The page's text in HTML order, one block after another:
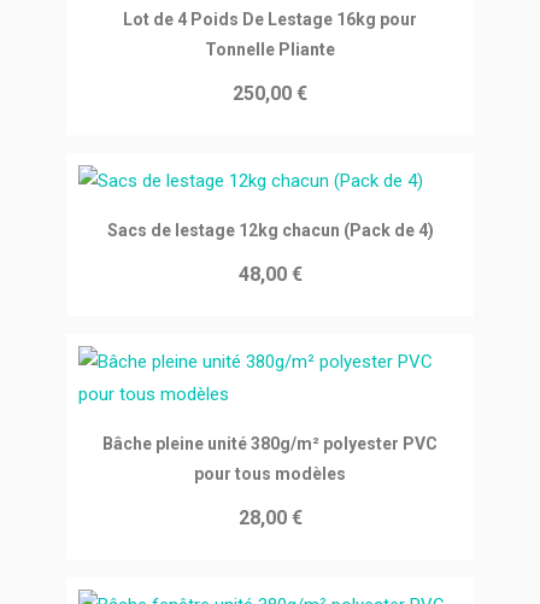
Ajouter au panier
Lot de 4 Poids De Lestage 16kg pour
Tonnelle Pliante
250,00 €
Ajouter au panier
Sacs de lestage 12kg chacun (Pack de 4)
48,00 €
Ajouter au panier
Bâche pleine unité 380g/m² polyester PVC
pour tous modèles
28,00 €